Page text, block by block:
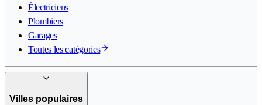
Électriciens
Plombiers
Garages
Toutes les catégories
Villes populaires